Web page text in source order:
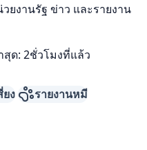
งานรัฐ ข่าว และรายงาน
สุด: 2ชั่วโมงที่แล้ว
ง รายงานหมี